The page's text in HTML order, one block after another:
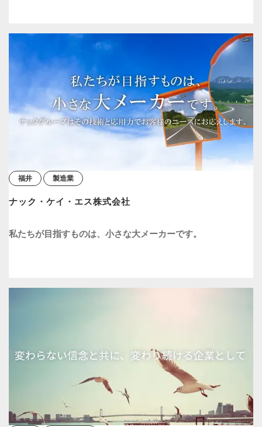
福井 製造業
ナック・ケイ・エス株式会社
私たちが目指すものは、小さな大メーカーです。